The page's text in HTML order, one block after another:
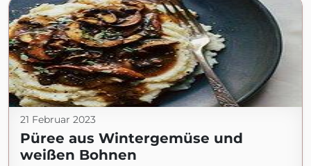
21 Februar 2023
Püree aus Wintergemüse und
weißen Bohnen